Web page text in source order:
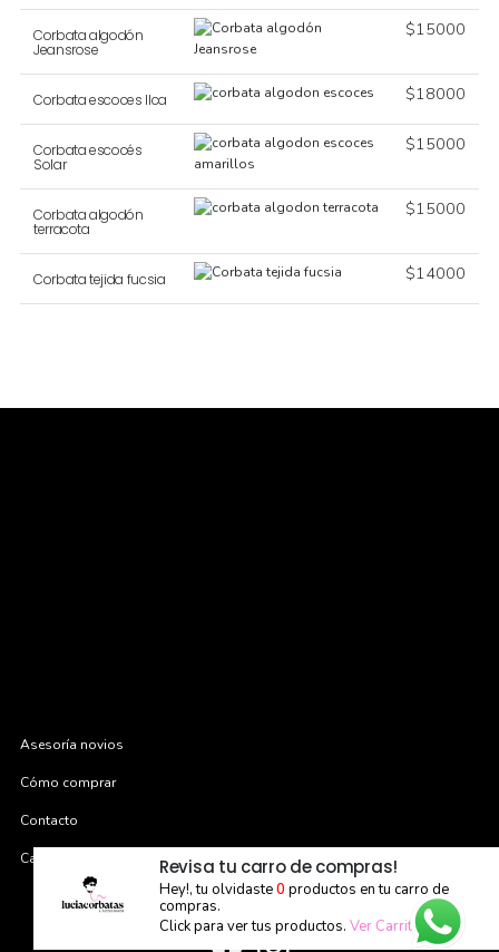
Corbata algodón
Jeansrose
$15000
Corbata escoces Ilca $18000
Corbata escocés
Solar
$15000
Corbata algodón
terracota
$15000
Corbata tejida fucsia $14000
Asesoría novios
Cómo comprar
Contacto
Cambios y devolucionesRevisa tu carro de compras!
Hey!, tu olvidaste0 productos en tu carro de
compras.
Click para ver tus productos.Ver Carrito